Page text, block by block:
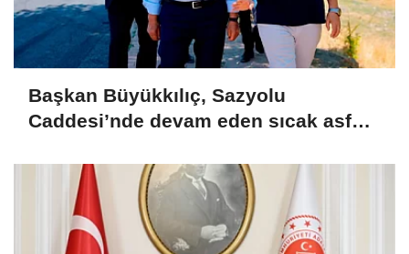
Başkan Büyükkılıç, Sazyolu
Caddesi’nde devam eden sıcak asfalt